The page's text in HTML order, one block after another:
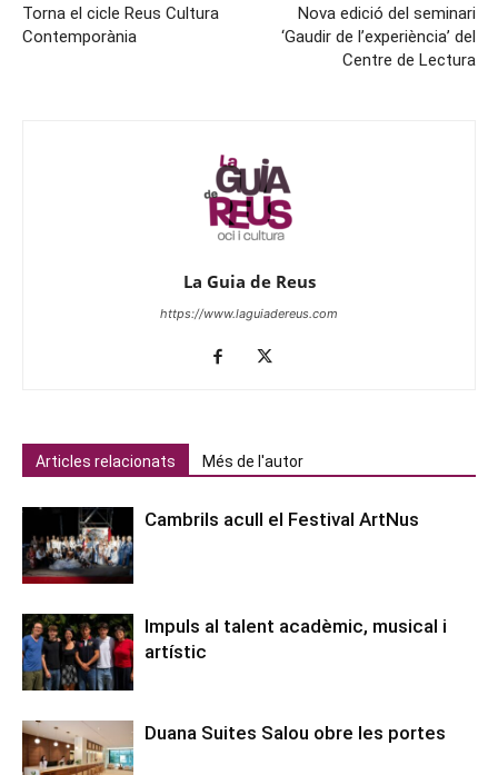
Torna el cicle Reus Cultura
Contemporània
Nova edició del seminari
‘Gaudir de l’experiència’ del
Centre de Lectura
La Guia de Reus
https://www.laguiadereus.com
Articles relacionats Més de l'autor
Cambrils acull el Festival ArtNus
Impuls al talent acadèmic, musical i
artístic
Duana Suites Salou obre les portes